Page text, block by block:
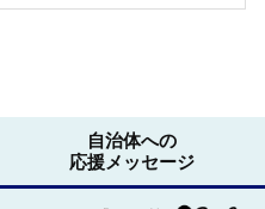
自治体への
応援メッセージ